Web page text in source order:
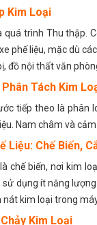
Kim Loại
quá trình Thu thập.
phế liệu, mặc dù
đồ nội thất văn
Phân Tách Kim
tiếp theo là phân
Nam châm và
Liệu: Chế Biến,
chế biến, nơi kim
sử dụng ít năng
nát kim loại trong
Kim Loại